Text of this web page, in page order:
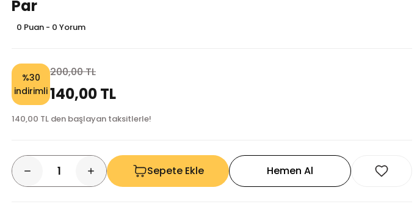
Par
0 Puan - 0 Yorum
%30
indirimli
200,00 TL
140,00 TL
140,00 TL den başlayan taksitlerle!
Sepete Ekle Hemen Al